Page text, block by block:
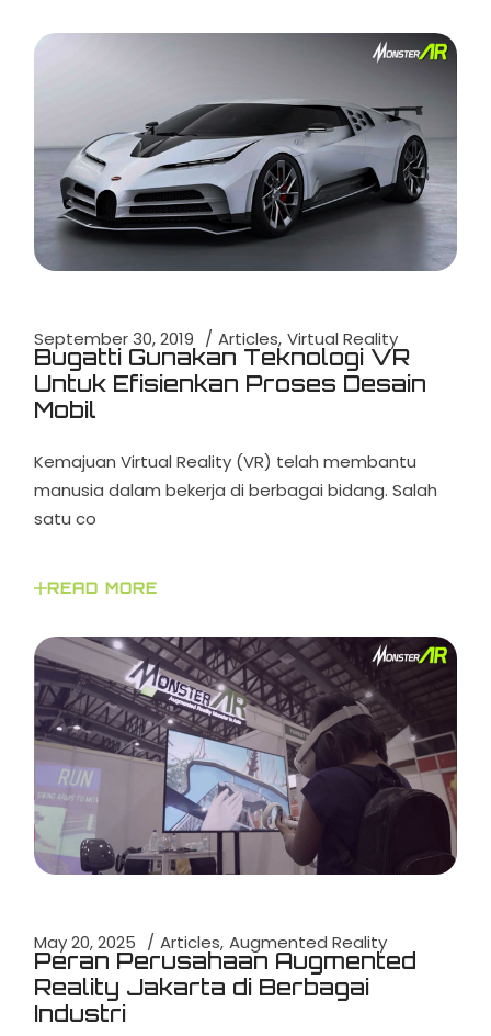
September 30, 2019 Articles Virtual Reality
Bugatti Gunakan Teknologi VR
Untuk Efisienkan Proses Desain
Mobil
Kemajuan Virtual Reality (VR) telah membantu
manusia dalam bekerja di berbagai bidang. Salah
satu co
READ MORE
May 20, 2025 Articles Augmented Reality
Peran Perusahaan Augmented
Reality Jakarta di Berbagai
Industri